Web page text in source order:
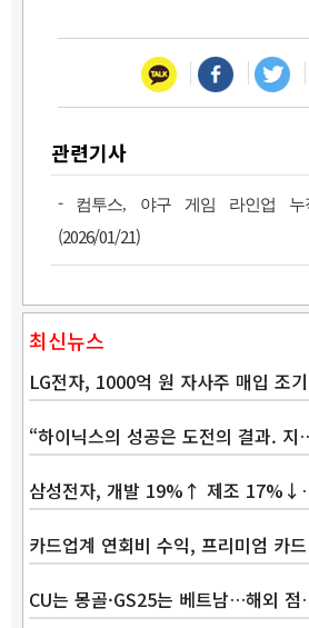
관련기사
- 컴투스, 야구 게임 라인업
(2026/01/21)
최신뉴스
LG전자, 1000억 원 자사주 매입 조
“하이닉스의 성공은 도전의 결과.
삼성전자, 개발 19%↑ 제조
카드업계 연회비 수익, 프리미엄 카
CU는 몽골·GS25는 베트남…해외